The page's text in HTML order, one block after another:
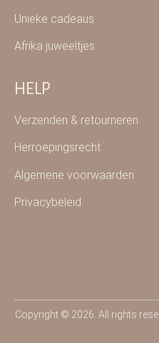
Unieke cadeaus
Afrika juweeltjes
HELP
Verzenden & retourneren
Herroepingsrecht
Algemene voorwaarden
Privacybeleid
Copyright © 2026. All rights